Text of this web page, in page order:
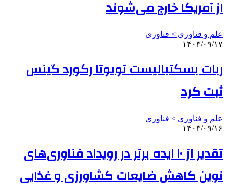
از آمریکا خارج می‌شوند
علم و فناوری‌ > فناوری
۱۴۰۳/۰۹/۱۷
ربات بسکتبالیست تویوتا رکورد گینس
ثبت کرد
علم و فناوری‌ > فناوری
۱۴۰۳/۰۹/۱۶
تقدیر از ۱۰ ایده برتر در رویداد فناوری‌های
نوین کاهش ضایعات کشاورزی و غذایی